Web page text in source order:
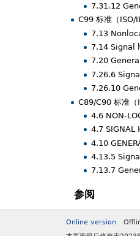
7.31.12
C99 标准（ISO/
7.13
7.14 Signal
7.20
7.26.6
7.26.10
C89/C90 标准（
4.6 NON-
4.7 SIGNAL
4.10
4.13.5
7.13.7
参阅
Online version